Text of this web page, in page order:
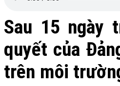
Sau 15 ngày
quyết của
trên môi